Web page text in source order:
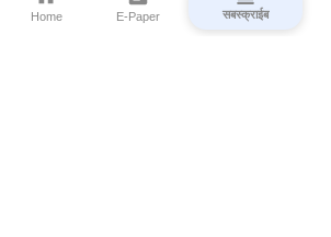
Home E-Paper सबस्क्राईब